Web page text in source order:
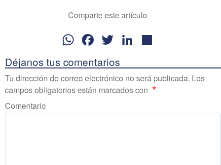
Comparte este artículo
WhatsApp
Facebook
TwitterLinkedIn
Déjanos tus comentarios
Tu dirección de correo electrónico no será publicada. Los
campos obligatorios están marcados con
Comentario